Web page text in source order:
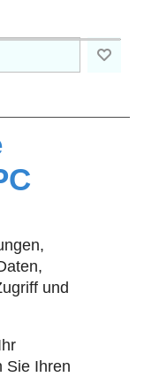
und
Sie Ihren